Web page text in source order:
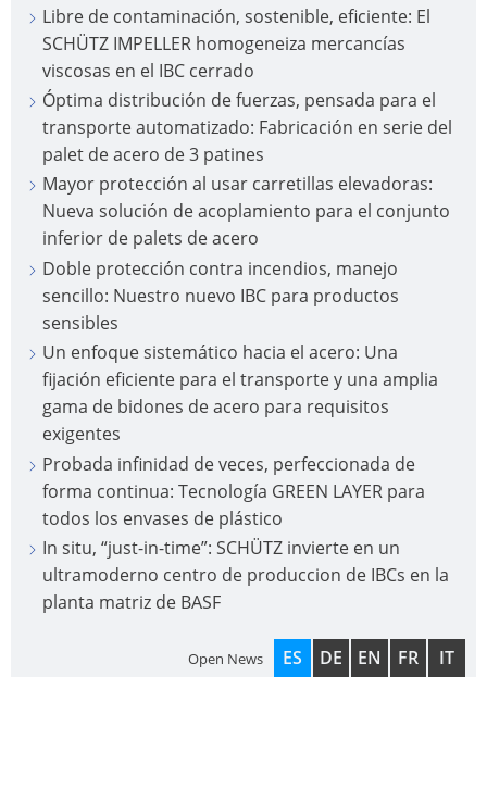
Libre de contaminación, sostenible, eficiente: El
SCHÜTZ IMPELLER homogeneiza mercancías
viscosas en el IBC cerrado
Óptima distribución de fuerzas, pensada para el
transporte automatizado: Fabricación en serie del
palet de acero de 3 patines
Mayor protección al usar carretillas elevadoras:
Nueva solución de acoplamiento para el conjunto
inferior de palets de acero
Doble protección contra incendios, manejo
sencillo: Nuestro nuevo IBC para productos
sensibles
Un enfoque sistemático hacia el acero: Una
fijación eficiente para el transporte y una amplia
gama de bidones de acero para requisitos
exigentes
Probada infinidad de veces, perfeccionada de
forma continua: Tecnología GREEN LAYER para
todos los envases de plástico
In situ, “just-in-time”: SCHÜTZ invierte en un
ultramoderno centro de produccion de IBCs en la
planta matriz de BASF
Open News ES DE EN FR IT